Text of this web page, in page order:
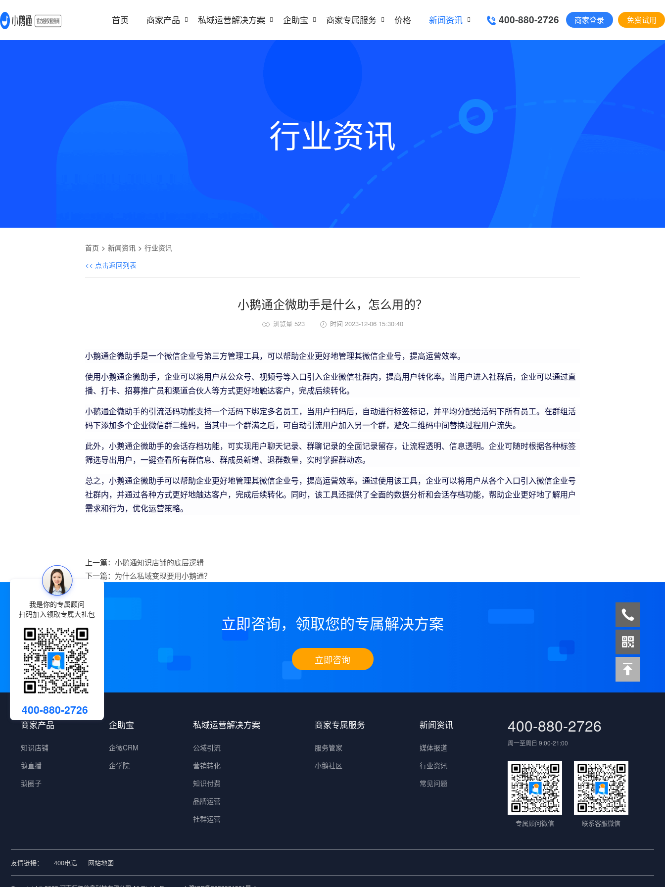
首页 商家产品 私域运营解决方案 企助宝 商家专属服务 价格 新闻资讯 400-880-2726 商家登录 免费试用
行业资讯
首页 新闻资讯
行业资讯
<< 点击返回列表
小鹅通企微助手是什么，怎么用的？
浏览量 523 时间 2023-12-06 15:30:40
小鹅通企微助手是一个微信企业号第三方管理工具，可以帮助企业更好地管理其微信企业号，提高运营效率。
使用小鹅通企微助手，企业可以将用户从公众号、视频号等入口引入企业微信社群内，提高用户转化率。当用户进入社群后，企业可以通过直
播、打卡、招募推广员和渠道合伙人等方式更好地触达客户，完成后续转化。
小鹅通企微助手的引流活码功能支持一个活码下绑定多名员工，当用户扫码后，自动进行标签标记，并平均分配给活码下所有员工。在群组活
码下添加多个企业微信群二维码，当其中一个群满之后，可自动引流用户加入另一个群，避免二维码中间替换过程用户流失。
此外，小鹅通企微助手的会话存档功能，可实现用户聊天记录、群聊记录的全面记录留存，让流程透明、信息透明。企业可随时根据各种标签
筛选导出用户，一键查看所有群信息、群成员新增、退群数量，实时掌握群动态。
总之，小鹅通企微助手可以帮助企业更好地管理其微信企业号，提高运营效率。通过使用该工具，企业可以将用户从各个入口引入微信企业号
社群内，并通过各种方式更好地触达客户，完成后续转化。同时，该工具还提供了全面的数据分析和会话存档功能，帮助企业更好地了解用户
需求和行为，优化运营策略。
上一篇： 小鹅通知识店铺的底层逻辑
下一篇： 为什么私域变现要用小鹅通？
立即咨询，领取您的专属解决方案
立即咨询
商家产品
知识店铺
鹅直播
鹅圈子
企助宝
企微CRM
企学院
私域运营解决方案
公域引流
营销转化
知识付费
品牌运营
社群运营
商家专属服务
服务管家
小鹅社区
新闻资讯
媒体报道
行业资讯
常见问题
400-880-2726
周一至周日 9:00-21:00
专属顾问微信 联系客服微信
友情链接： 400电话 网站地图
我是你的专属顾问
扫码加入领取专属大礼包
400-880-2726